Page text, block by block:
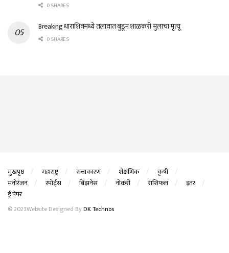
0 SHARES
Breaking धाराशिवमध्ये तलावात बुडून शाळकरी मुलाचा मृत्यू
0 SHARES
मुखपृष्ठ महाराष्ट्र सत्ताकारण शैक्षणिक
कृषी
मनोरंजन
स्पोर्ट्स बिझनेस नोकरी राशिफल
इतर
ई पेपर
© 2023Website Designed ByDK Technos